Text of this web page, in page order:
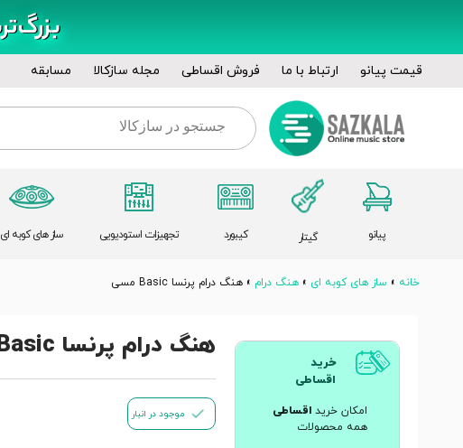
قیمت پیانو ارتباط با ما فروش اقساطی مجله سازکالا مسابقه
پیانو گیتار کیبورد تجهیزات استودیویی ساز های کوبه ای
خانه » ساز های کوبه ای »هنگ درام »هنگ درام پرنسا Basic مسی
هنگ درام پرنسا Basic مسی
موجود در انبار
خرید
اقساطی
امکان خرید اقساطی
همه محصولات